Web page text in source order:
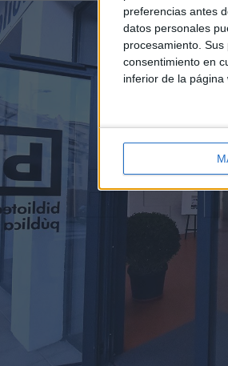
preferencias antes
datos personales
procesamiento.
consentimiento en
inferior de la página